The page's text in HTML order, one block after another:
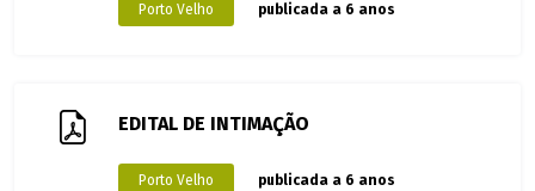
Porto Velho publicada a 6 anos
EDITAL DE INTIMAÇÃO
Porto Velho publicada a 6 anos